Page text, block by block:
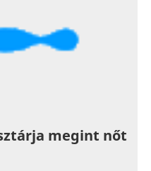
megint nőt